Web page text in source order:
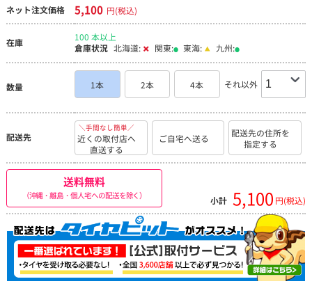
ネット注文価格 5,100 円(税込)
在庫
100 本以上
倉庫状況 北海道: 関東: 東海: 九州:
数量 1本 2本 4本 それ以外
配送先
＼手間なし簡単／
近くの取付店へ
直送する
ご自宅へ送る
配送先の住所を
指定する
送料無料
（沖縄・離島・個人宅への配送を除く） 小計 5,100 円(税込)